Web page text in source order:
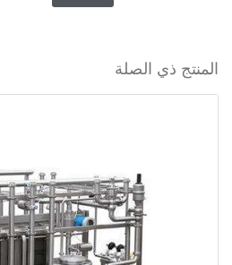
المنتج ذي الصلة